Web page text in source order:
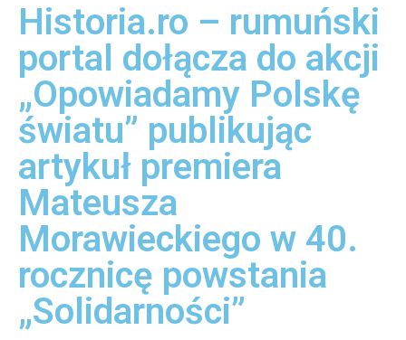
Historia.ro – rumuński
portal dołącza do akcji
„Opowiadamy Polskę
światu” publikując
artykuł premiera
Mateusza
Morawieckiego w 40.
rocznicę powstania
„Solidarności”